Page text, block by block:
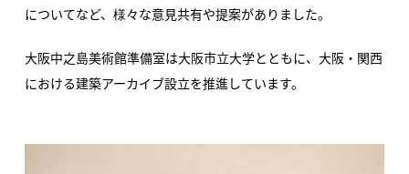
についてなど、様々な意見共有や提案がありました。
大阪中之島美術館準備室は大阪市立大学とともに、大阪・関西
における建築アーカイブ設立を推進しています。